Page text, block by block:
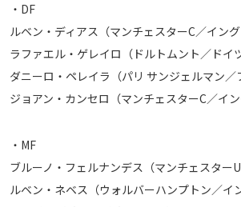
Share
・DF
ルベン・ディアス（マンチェスターC／イング
ラファエル・ゲレイロ（ドルトムント／ドイツ
ダニーロ・ペレイラ（パリ サンジェルマン／
ジョアン・カンセロ（マンチェスターC／イン
・MF
ブルーノ・フェルナンデス（マンチェスターU
ルベン・ネベス（ウォルバーハンプトン／イ